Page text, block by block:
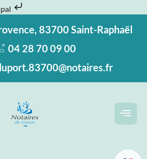
83700 Saint-Raphaël
04 28 70 09 00